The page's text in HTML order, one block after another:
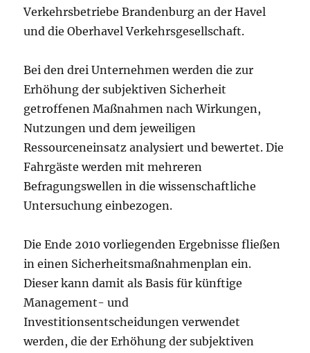
Verkehrsbetriebe Brandenburg an der Havel
und die Oberhavel Verkehrsgesellschaft.
Bei den drei Unternehmen werden die zur
Erhöhung der subjektiven Sicherheit
getroffenen Maßnahmen nach Wirkungen,
Nutzungen und dem jeweiligen
Ressourceneinsatz analysiert und bewertet. Die
Fahrgäste werden mit mehreren
Befragungswellen in die wissenschaftliche
Untersuchung einbezogen.
Die Ende 2010 vorliegenden Ergebnisse fließen
in einen Sicherheitsmaßnahmenplan ein.
Dieser kann damit als Basis für künftige
Management- und
Investitionsentscheidungen verwendet
werden, die der Erhöhung der subjektiven